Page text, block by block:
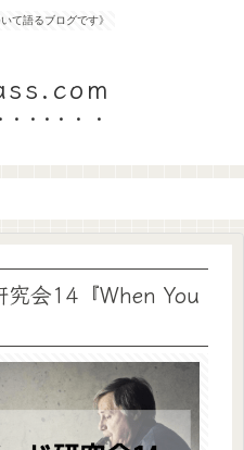
て語るブログです》
究会14『When You